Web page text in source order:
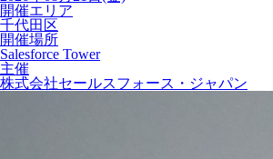
開催エリア
千代田区
開催場所
Salesforce Tower
主催
株式会社セールスフォース・ジャパン